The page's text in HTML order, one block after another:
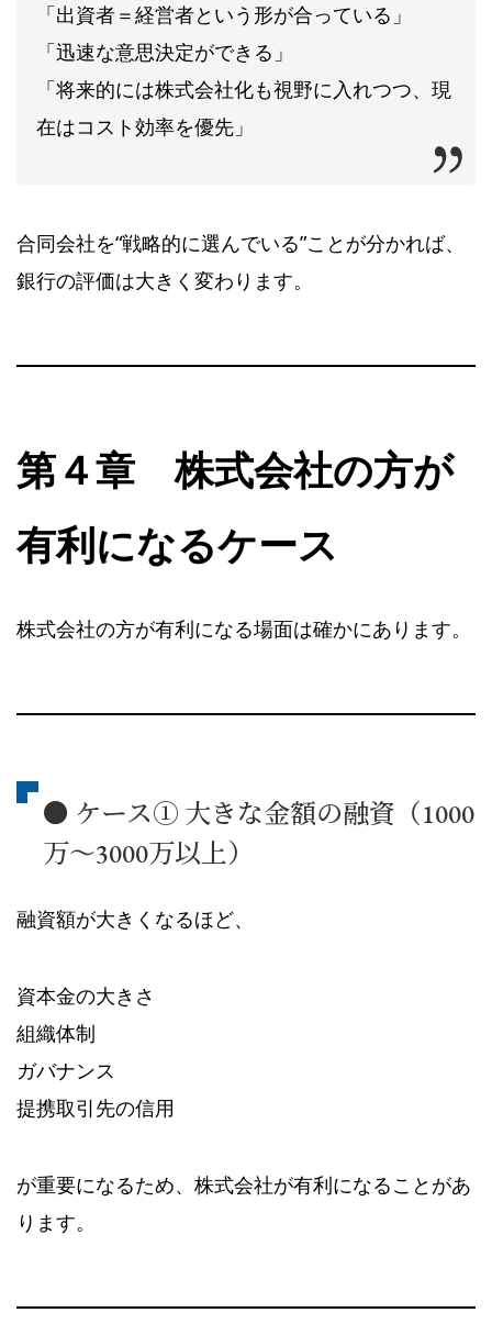
「出資者＝経営者という形が合っている」
「迅速な意思決定ができる」
「将来的には株式会社化も視野に入れつつ、現
在はコスト効率を優先」
合同会社を“戦略的に選んでいる”ことが分かれば、
銀行の評価は大きく変わります。
第４章 株式会社の方が
有利になるケース
株式会社の方が有利になる場面は確かにあります。
● ケース① 大きな金額の融資（1000
万〜3000万以上）
融資額が大きくなるほど、
資本金の大きさ
組織体制
ガバナンス
提携取引先の信用
が重要になるため、株式会社が有利になることがあ
ります。